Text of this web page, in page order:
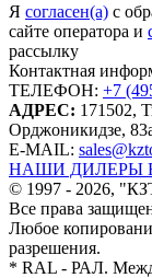
Я согласен(а) c
сайте оператора и
рассылку
Контактная
ТЕЛЕФОН: +7
АДРЕС: 171502,
Орджоникидзе,
Е-MAIL:
НАШИ ДИЛЕРЫ
© 1997 - 2026,
Все права
Любое
разрешения.
* RAL - РАЛ.